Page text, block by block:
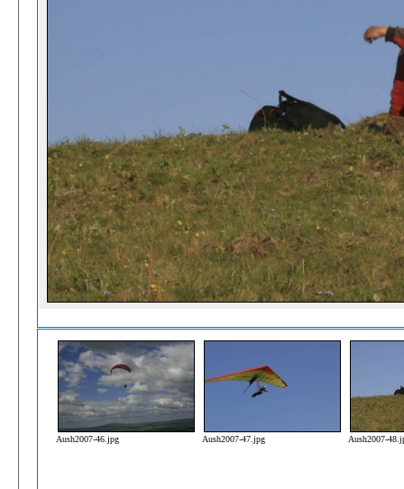
Aush2007-46.jpg Aush2007-47.jpg Aush2007-